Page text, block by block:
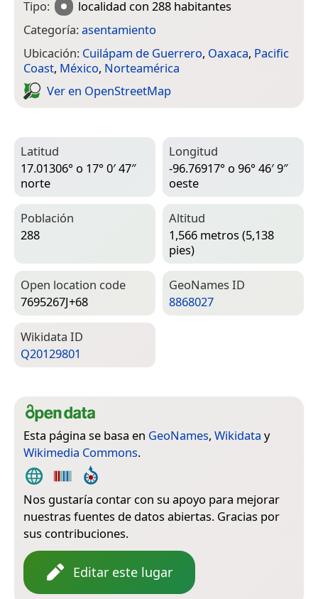
Tipo: localidad con 288 habitantes
Categoría:asentamiento
Ubicación: Cuilápam de Guerrero, Oaxaca, Pacific
Coast, México, Norteamérica
Ver en Open­Street­Map
Latitud
17.01306° o 17° 0′ 47″
norte
Longitud
-96.76917° o 96° 46′ 9″
oeste
Población
288
Altitud
1,566 metros (5,138
pies)
Open location code
7695267J+68
Geo­Names ID
8868027
Wiki­data ID
Q20129801
Esta página se basa en GeoNames, Wikidata y
Wikimedia Commons.
Nos gustaría contar con su apoyo para mejorar
nuestras fuentes de datos abiertas. Gracias por
sus contribuciones.
Editar este lugar